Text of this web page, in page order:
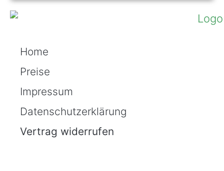
Home
Preise
Impressum
Datenschutzerklärung
Vertrag widerrufen